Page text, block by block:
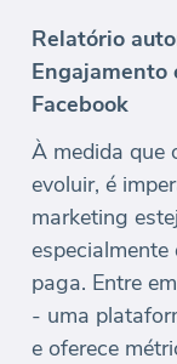
Relatório
Engajamento
Facebook
À medida que
evoluir, é
marketing
paga. Entre
- uma
e oferece